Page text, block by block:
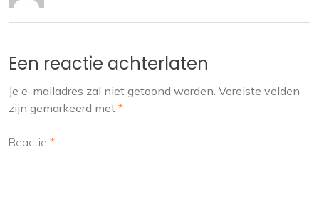
Een reactie achterlaten
Je e-mailadres zal niet getoond worden. Vereiste velden
zijn gemarkeerd met *
Reactie *